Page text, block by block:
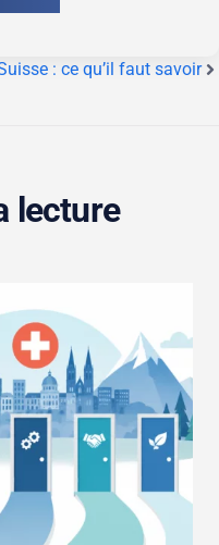
: ce qu’il faut savoir
lecture